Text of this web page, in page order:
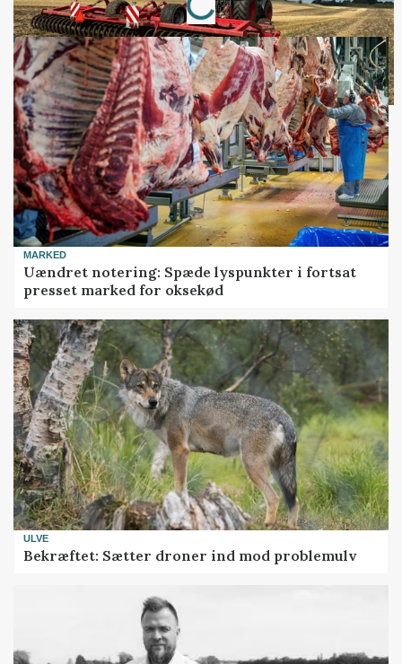
MARKED
Uændret notering: Spæde lyspunkter i fortsat
presset marked for oksekød
ULVE
Bekræftet: Sætter droner ind mod problemulv